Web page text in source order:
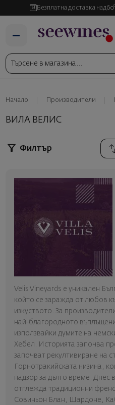
Безплатна доставка над60
Начало Производители
ВИЛА ВЕЛИС
Филтър
Velis Vineyards е уникален
който се заражда от любов
изкуството. За
най-благородното
използвайки думите на
Хебел. Историята започва
започват рекултивиране на
Горнотракийската низина,
надзор за дълго време. Днес
отглежда традиционни
Совиньон Блан, Шардоне,